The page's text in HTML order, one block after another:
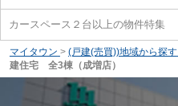
カースペース２台以上の物件特集
マイタウン > (戸建(売買))地域から探す
建住宅 全3棟（成増店）